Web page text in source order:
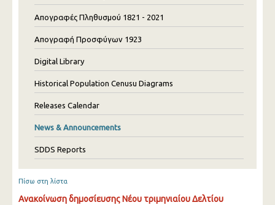
Απογραφές Πληθυσμού 1821 - 2021
Απογραφή Προσφύγων 1923
Digital Library
Historical Population Cenusu Diagrams
Releases Calendar
News & Announcements
SDDS Reports
Πίσω στη λίστα
Ανακοίνωση δημοσίευσης Νέου τριμηνιαίου Δελτίου